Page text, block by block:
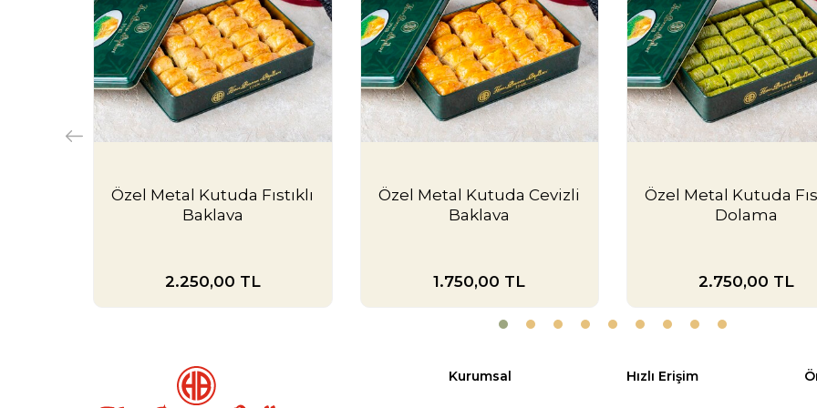
kullanılırken,
farklılıklar,
Baklava
ulaşabilirsiniz.
Ev
Ev
üzerinde
kuru yemiş
de önemlidir;
Taze ve doğru
malzemeler,
Özel Metal Kutuda Fıstıklı
Baklava
2.250,00 TL
Özel Metal Kutuda Cevizli
Baklava
1.750,00 TL
Özel Metal Kutuda
Dolama
2.750,00 TL
Kurumsal Hızlı Erişim